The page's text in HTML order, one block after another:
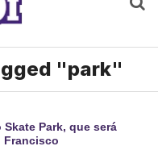
"park"
Park, que será
Francisco